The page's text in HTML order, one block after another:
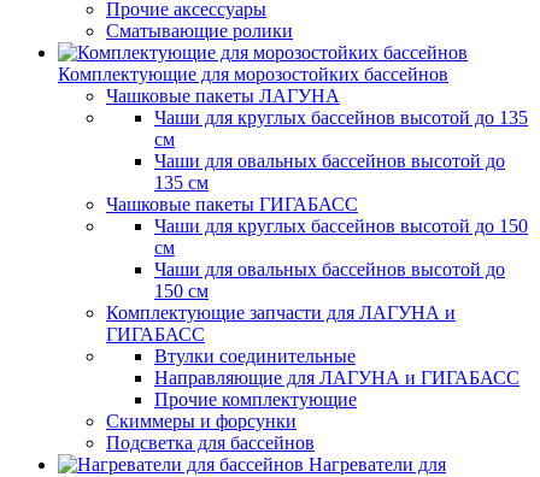
Прочие аксессуары
Сматывающие ролики
Комплектующие для морозостойких бассейнов
Чашковые пакеты ЛАГУНА
Чаши для круглых бассейнов высотой до 135
см
Чаши для овальных бассейнов высотой до
135 см
Чашковые пакеты ГИГАБАСС
Чаши для круглых бассейнов высотой до 150
см
Чаши для овальных бассейнов высотой до
150 см
Комплектующие запчасти для ЛАГУНА и
ГИГАБАСС
Втулки соединительные
Направляющие для ЛАГУНА и ГИГАБАСС
Прочие комплектующие
Скиммеры и форсунки
Подсветка для бассейнов
Нагреватели для